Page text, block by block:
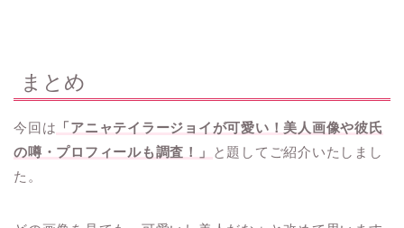
まとめ
今回は 「アニャテイラージョイが可愛い！美人画像や彼氏
の噂・プロフィールも調査！」
と題してご紹介いたしまし
た。